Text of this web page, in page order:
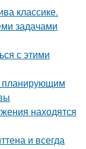
классике.
задачами
с этими
планирующим
находятся
и всегда